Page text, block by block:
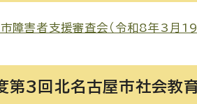
障害者支援審査会（令和8年3月
第3回北名古屋市社会教